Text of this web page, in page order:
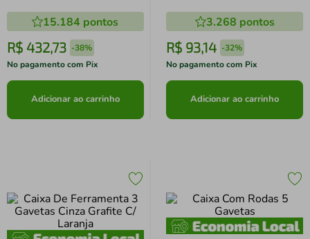
15.184 pontos
R$ 432,73 -38%
No pagamento com Pix
Adicionar ao carrinho
3.268 pontos
R$ 93,14 -32%
No pagamento com Pix
Adicionar ao carrinho